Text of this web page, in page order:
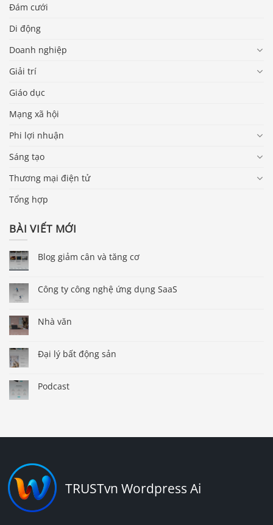
Đám cưới
Di động
Doanh nghiệp
Giải trí
Giáo dục
Mạng xã hội
Phi lợi nhuận
Sáng tạo
Thương mại điện tử
Tổng hợp
BÀI VIẾT MỚI
Blog giảm cân và tăng cơ
Công ty công nghệ ứng dụng SaaS
Nhà văn
Đại lý bất động sản
Podcast
TRUSTvn Wordpress Ai